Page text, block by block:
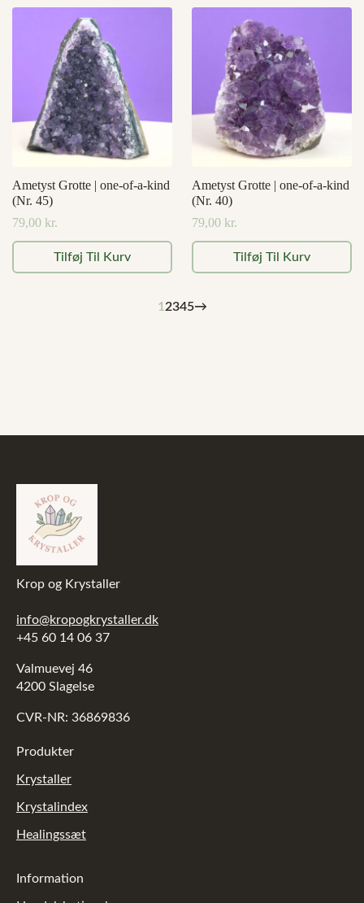
Ametyst Grotte | one-of-a-kind
(Nr. 45)
79,00 kr.
Tilføj Til Kurv
Ametyst Grotte | one-of-a-kind
(Nr. 40)
79,00 kr.
Tilføj Til Kurv
12345→
Krop og Krystaller
info@kropogkrystaller.dk
+45 60 14 06 37
Valmuevej 46
4200 Slagelse
CVR-NR: 36869836
Produkter
Krystaller
Krystalindex
Healingssæt
Information